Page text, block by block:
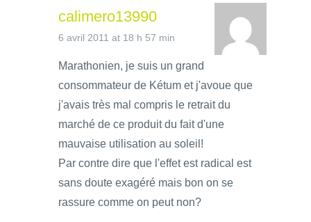
calimero13990
6 avril 2011 at 18 h 57 min
Marathonien, je suis un grand
consommateur de Kétum et j'avoue que
j'avais très mal compris le retrait du
marché de ce produit du fait d'une
mauvaise utilisation au soleil!
Par contre dire que l'effet est radical est
sans doute exagéré mais bon on se
rassure comme on peut non?